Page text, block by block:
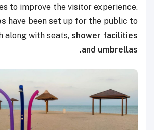
to improve the visitor experience.
have been set up for the public to
along with seats, shower facilities
and umbrellas.